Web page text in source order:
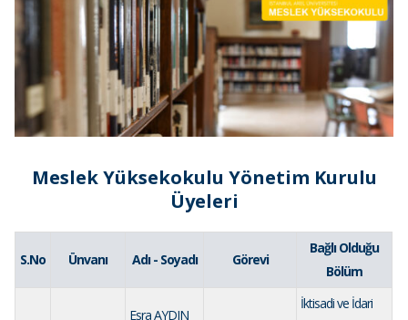
Meslek Yüksekokulu Yönetim Kurulu
Üyeleri
S.No Ünvanı Adı - Soyadı Görevi
Bağlı Olduğu
Bölüm
Esra AYDIN
İktisadi ve İdari